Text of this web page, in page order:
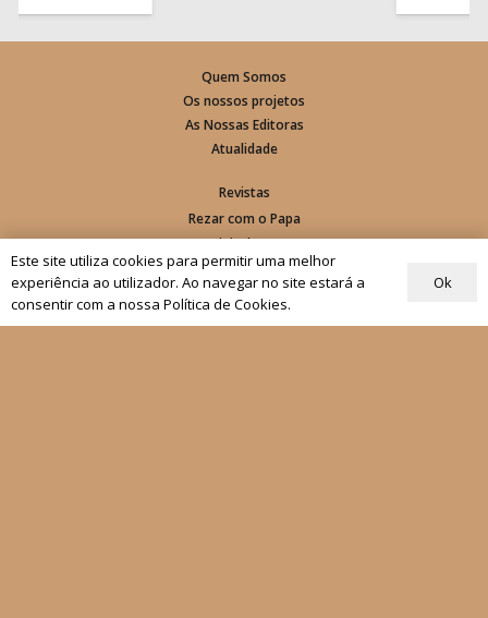
Quem Somos
Os nossos projetos
As Nossas Editoras
Atualidade
Revistas
Rezar com o Papa
Materiais de Grupos
As nossas newsletters
Este site utiliza cookies para permitir uma melhor
experiência ao utilizador. Ao navegar no site estará a
consentir com a nossa Política de Cookies.
Ok